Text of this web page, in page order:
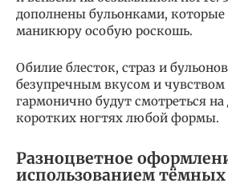
дополнены бульонками,
маникюру особую роскошь.
Обилие блесток, страз и
безупречным вкусом и чувством
гармонично будут смотреться
коротких ногтях любой формы.
Разноцветное
использованием